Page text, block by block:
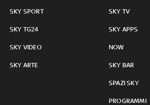
SKY SPORT
SKY TG24
SKY VIDEO
SKY ARTE
SKY TV
SKY APPS
NOW
SKY BAR
SPAZI SKY
PROGRAMMI